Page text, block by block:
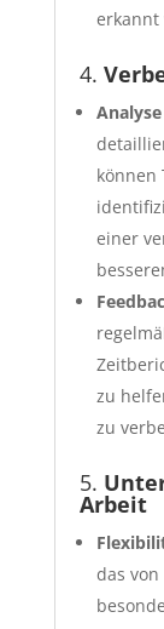
erkannt
4.
können
einer
zu
zu
5.
Arbeit
das